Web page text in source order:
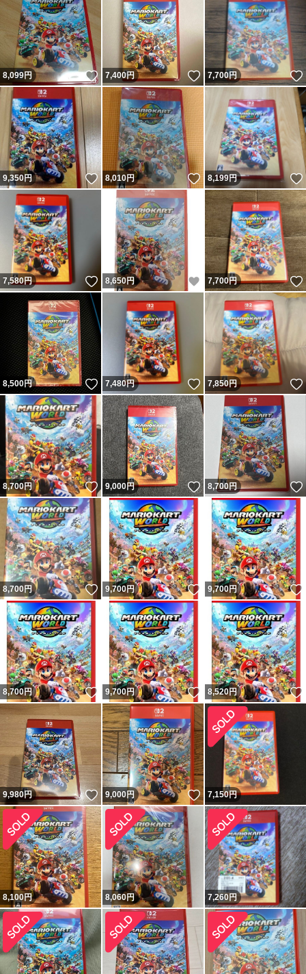
8,099円 いいね！
7,400円 いいね！
7,700円
9,350円 いいね！
8,010円 いいね！
8,199円
7,580円 いいね！
8,650円 いいね！
7,700円
8,500円 いいね！
7,480円 いいね！
7,850円
8,700円 いいね！
9,000円 いいね！
8,700円
8,700円 いいね！
9,700円 いいね！
9,700円
8,700円 いいね！
9,700円 いいね！
8,520円
9,980円 いいね！
9,000円 いいね！
7,150円
8,100円 8,060円 7,260円